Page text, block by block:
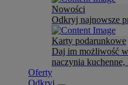
Nowości
Odkryj najnowsze
Karty podarunkowe
Daj im możliwość
naczynia
Oferty
Odkryj